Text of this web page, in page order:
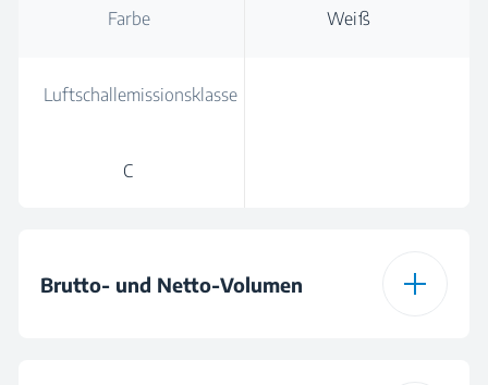
Farbe Weiß
Luftschallemissionsklasse
C
Brutto- und Netto-Volumen